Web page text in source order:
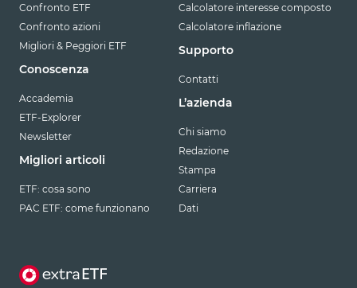
Confronto ETF
Confronto azioni
Migliori & Peggiori ETF
Conoscenza
Accademia
ETF-Explorer
Newsletter
Migliori articoli
ETF: cosa sono
PAC ETF: come funzionano
Calcolatore interesse composto
Calcolatore inflazione
Supporto
Contatti
L’azienda
Chi siamo
Redazione
Stampa
Carriera
Dati